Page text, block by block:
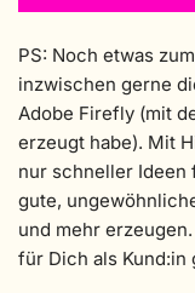
PS: Noch etwas
inzwischen gerne
Adobe Firefly (mit
erzeugt habe). Mit
nur schneller Ideen
gute,
und mehr
für Dich als Kund:in